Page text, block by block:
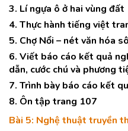
3. Lí ngựa ô ở hai vùng đất
4. Thực hành tiếng việt
5. Chợ Nổi – nét văn hóa
6. Viết báo cáo kết quả
dẫn, cước chú và phương
7. Trình bày báo cáo kết
8. Ôn tập trang 107
Bài 5: Nghệ thuật truyền